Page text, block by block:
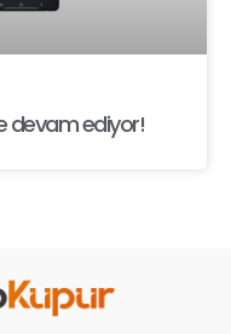
devam ediyor!